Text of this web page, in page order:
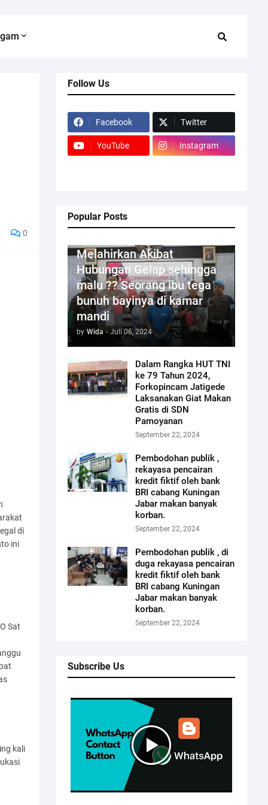
0
di
ini
Sat
kali
Follow Us
Facebook Twitter
YouTube Instagram
Popular Posts
Melahirkan Akibat
Hubungan Gelap sehingga
malu ?? Seorang ibu tega
bunuh bayinya di kamar
mandi
by Wida - Juli 06, 2024
Dalam Rangka HUT TNI
ke 79 Tahun 2024,
Forkopincam Jatigede
Laksanakan Giat Makan
Gratis di SDN
Pamoyanan
September 22, 2024
Pembodohan publik ,
rekayasa pencairan
kredit fiktif oleh bank
BRI cabang Kuningan
Jabar makan banyak
korban.
September 22, 2024
Pembodohan publik , di
duga rekayasa pencairan
kredit fiktif oleh bank
BRI cabang Kuningan
Jabar makan banyak
korban.
September 22, 2024
Subscribe Us